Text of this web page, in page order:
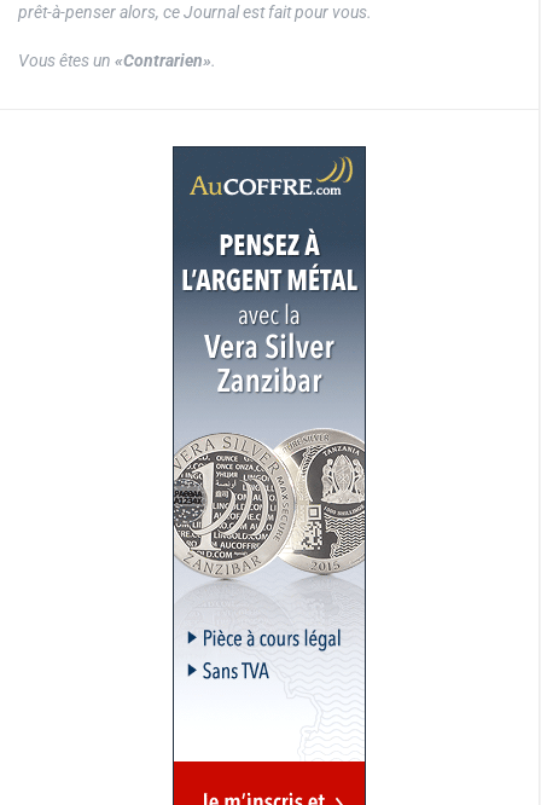
prêt-à-penser alors, ce Journal est fait pour vous.
Vous êtes un «Contrarien».